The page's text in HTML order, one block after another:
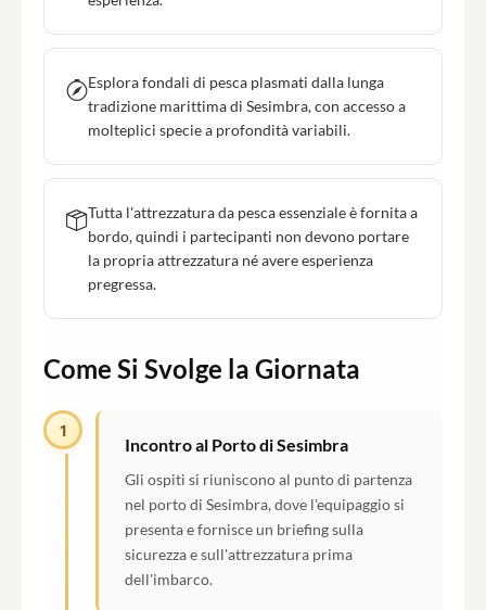
Esplora fondali di pesca plasmati dalla lunga
tradizione marittima di Sesimbra, con accesso a
molteplici specie a profondità variabili.
Tutta l'attrezzatura da pesca essenziale è fornita a
bordo, quindi i partecipanti non devono portare
la propria attrezzatura né avere esperienza
pregressa.
Come Si Svolge la Giornata
1
Incontro al Porto di Sesimbra
Gli ospiti si riuniscono al punto di partenza
nel porto di Sesimbra, dove l'equipaggio si
presenta e fornisce un briefing sulla
sicurezza e sull'attrezzatura prima
dell'imbarco.